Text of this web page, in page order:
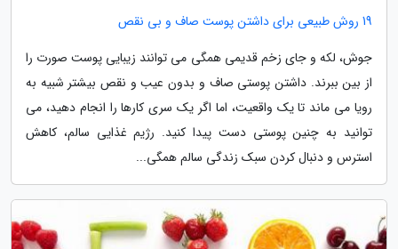
19 روش طبیعی برای داشتن پوست صاف و بی نقص
جوش، لکه و جای زخم قدیمی همگی می توانند زیبایی پوست صورت را
از بین ببرند. داشتن پوستی صاف و بدون عیب و نقص بیشتر شبیه به
رویا می ماند تا یک واقعیت، اما اگر یک سری کارها را انجام دهید، می
توانید به چنین پوستی دست پیدا کنید. رژیم غذایی سالم، کاهش
استرس و دنبال کردن سبک زندگی سالم همگی...